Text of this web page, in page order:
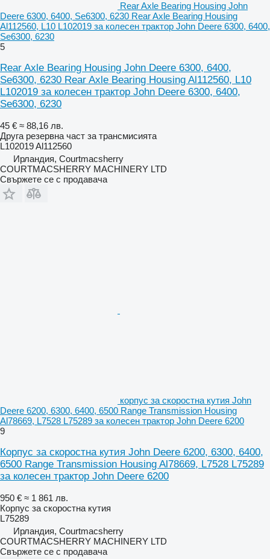
Rear Axle Bearing Housing John
Deere 6300, 6400, Se6300, 6230 Rear Axle Bearing Housing
Al112560, L10 L102019 за колесен трактор John Deere 6300, 6400,
Se6300, 6230
5
Rear Axle Bearing Housing John Deere 6300, 6400,
Se6300, 6230 Rear Axle Bearing Housing Al112560, L10
L102019 за колесен трактор John Deere 6300, 6400,
Se6300, 6230
45 € ≈ 88,16 лв.
Друга резервна част за трансмисията
L102019 Al112560
Ирландия, Courtmacsherry
COURTMACSHERRY MACHINERY LTD
Свържете се с продавача
корпус за скоростна кутия John
Deere 6200, 6300, 6400, 6500 Range Transmission Housing
Al78669, L7528 L75289 за колесен трактор John Deere 6200
9
Корпус за скоростна кутия John Deere 6200, 6300, 6400,
6500 Range Transmission Housing Al78669, L7528 L75289
за колесен трактор John Deere 6200
950 € ≈ 1 861 лв.
Корпус за скоростна кутия
L75289
Ирландия, Courtmacsherry
COURTMACSHERRY MACHINERY LTD
Свържете се с продавача